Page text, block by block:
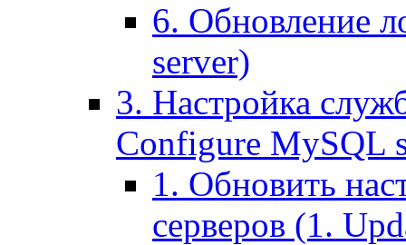
6. Обновление
server)
3. Настройка
Configure MySQL
1. Обновить
серверов (1.